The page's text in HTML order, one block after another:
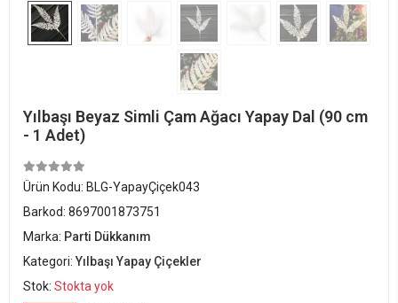
Yılbaşı Beyaz Simli Çam Ağacı Yapay Dal (90 cm
- 1 Adet)
Ürün Kodu: BLG-YapayÇiçek043
Barkod: 8697001873751
Marka: Parti Dükkanım
Kategori:Yılbaşı Yapay Çiçekler
Stok: Stokta yok